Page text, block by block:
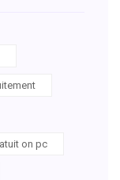
on pc